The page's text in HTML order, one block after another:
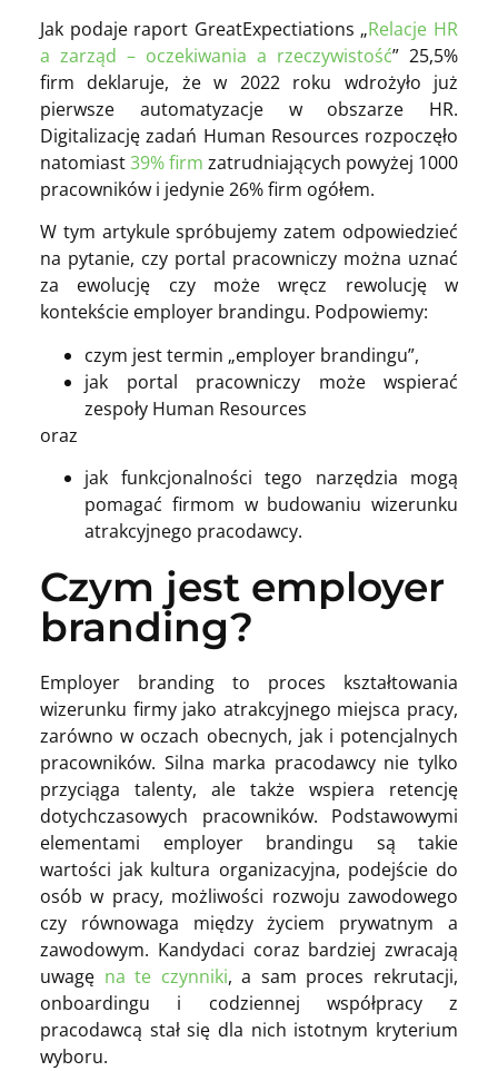
Jak podaje raport GreatExpectiations „Relacje HR
a zarząd – oczekiwania a rzeczywistość” 25,5%
firm deklaruje, że w 2022 roku wdrożyło już
pierwsze automatyzacje w obszarze HR.
Digitalizację zadań Human Resources rozpoczęło
natomiast39% firm zatrudniających powyżej 1000
pracowników i jedynie 26% firm ogółem.
W tym artykule spróbujemy zatem odpowiedzieć
na pytanie, czy portal pracowniczy można uznać
za ewolucję czy może wręcz rewolucję w
kontekście employer brandingu. Podpowiemy:
czym jest termin „employer brandingu”,
jak portal pracowniczy może wspierać
zespoły Human Resources
oraz
jak funkcjonalności tego narzędzia mogą
pomagać firmom w budowaniu wizerunku
atrakcyjnego pracodawcy.
Czym jest employer
branding?
Employer branding to proces kształtowania
wizerunku firmy jako atrakcyjnego miejsca pracy,
zarówno w oczach obecnych, jak i potencjalnych
pracowników. Silna marka pracodawcy nie tylko
przyciąga talenty, ale także wspiera retencję
dotychczasowych pracowników. Podstawowymi
elementami employer brandingu są takie
wartości jak kultura organizacyjna, podejście do
osób w pracy, możliwości rozwoju zawodowego
czy równowaga między życiem prywatnym a
zawodowym. Kandydaci coraz bardziej zwracają
uwagę na te czynniki, a sam proces rekrutacji,
onboardingu i codziennej współpracy z
pracodawcą stał się dla nich istotnym kryterium
wyboru.